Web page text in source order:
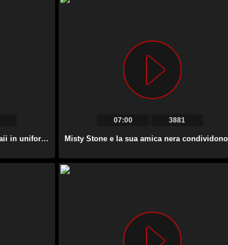
Una studentessa giapponese kawaii in uniforme chiude gli occhi mentre fa un pompino.
07:00 3881